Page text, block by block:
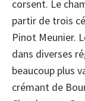
corsent. Le
partir de trois
Pinot Meunier.
dans diverses
beaucoup plus
crémant de